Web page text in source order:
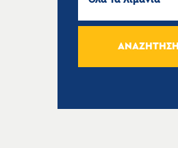
ΑΝΑΖΉΤΗΣΗ